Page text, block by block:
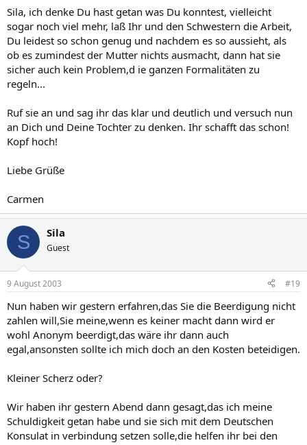
Sila, ich denke Du hast getan was Du konntest, vielleicht
sogar noch viel mehr, laß Ihr und den Schwestern die Arbeit,
Du leidest so schon genug und nachdem es so aussieht, als
ob es zumindest der Mutter nichts ausmacht, dann hat sie
sicher auch kein Problem,d ie ganzen Formalitäten zu
regeln...
Ruf sie an und sag ihr das klar und deutlich und versuch nun
an Dich und Deine Tochter zu denken. Ihr schafft das schon!
Kopf hoch!
Liebe Grüße
Carmen
S Sila
Guest
9 August 2003 #19
Nun haben wir gestern erfahren,das Sie die Beerdigung nicht
zahlen will,Sie meine,wenn es keiner macht dann wird er
wohl Anonym beerdigt,das wäre ihr dann auch
egal,ansonsten sollte ich mich doch an den Kosten beteidigen.
Kleiner Scherz oder?
Wir haben ihr gestern Abend dann gesagt,das ich meine
Schuldigkeit getan habe und sie sich mit dem Deutschen
Konsulat in verbindung setzen solle,die helfen ihr bei den